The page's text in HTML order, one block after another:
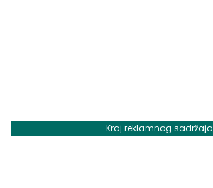
Kraj reklamnog sadržaja